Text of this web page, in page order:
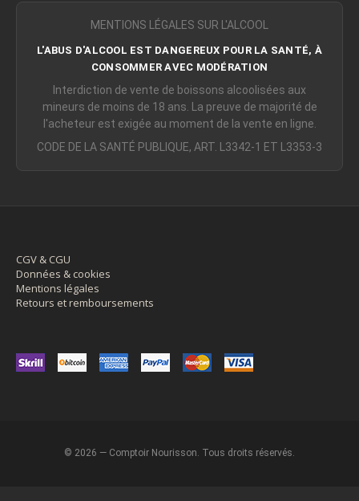
MENTIONS LÉGALES SUR L'ALCOOL
L'ABUS D'ALCOOL EST DANGEREUX POUR LA SANTÉ, À
CONSOMMER AVEC MODÉRATION
Interdiction de vente de boissons alcoolisées aux
mineurs de moins de 18 ans. La preuve de majorité de
l'acheteur est exigée au moment de la vente en ligne.
CODE DE LA SANTÉ PUBLIQUE, ART. L3342-1 ET L3353-3
CGV & CGU
Données & cookies
Mentions légales
Retours et remboursements
© 2026 — Comptoir Nourisson. Tous droits réservés.